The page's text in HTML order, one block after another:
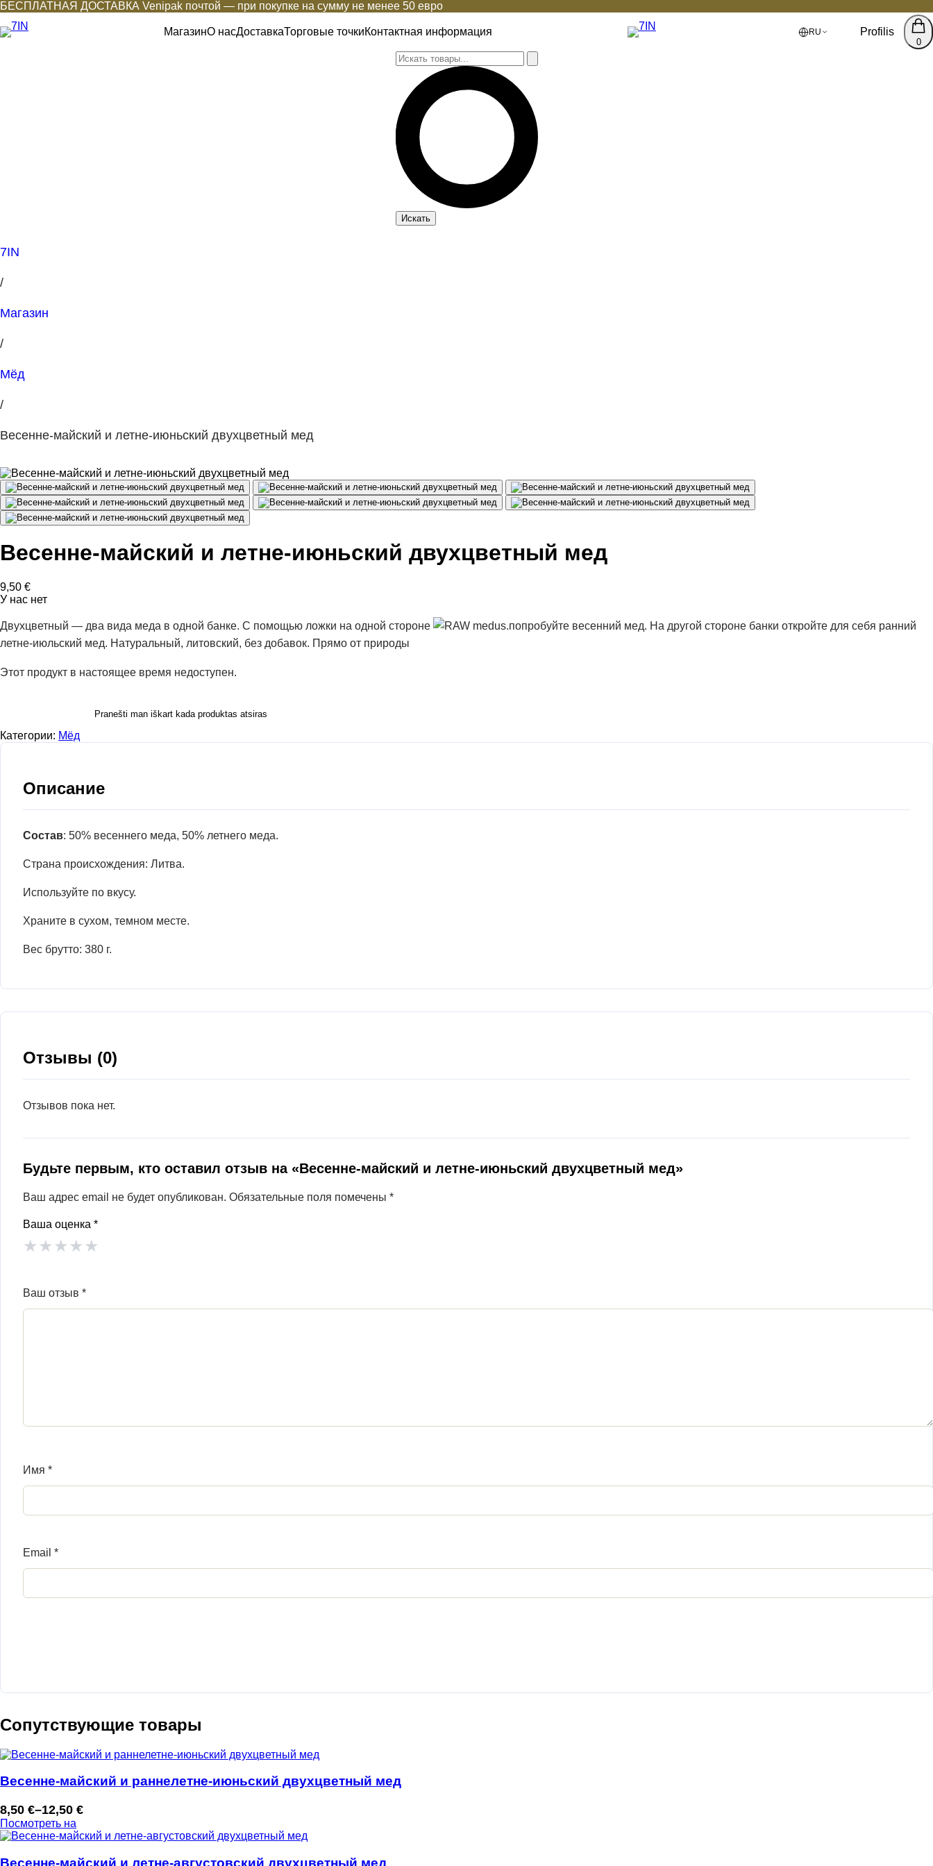
БЕСПЛАТНАЯ ДОСТАВКА Venipak почтой — при покупке на сумму не менее 50 евро
МагазинО насДоставкаТорговые точкиКонтактная информация RU Profilis
0
Искать
7IN
/
Магазин
/
Мёд
/
Весенне-майский и летне-июньский двухцветный мед
Весенне-майский и летне-июньский двухцветный мед
9,50 €
У нас нет
Двухцветный — два вида меда в одной банке. С помощью ложки на одной стороне
попробуйте весенний мед. На другой стороне банки откройте для себя ранний
летне-июльский мед. Натуральный, литовский, без добавок. Прямо от природы
Этот продукт в настоящее время недоступен.
Pranešti man iškart kada produktas atsiras
Категории: Мёд
Описание
Состав: 50% весеннего меда, 50% летнего меда.
Страна происхождения: Литва.
Используйте по вкусу.
Храните в сухом, темном месте.
Вес брутто: 380 г.
Отзывы (0)
Отзывов пока нет.
Будьте первым, кто оставил отзыв на «Весенне-майский и летне-июньский двухцветный мед»
Ваш адрес email не будет опубликован. Обязательные поля помечены *
Ваша оценка *
★★★★★
Ваш отзыв *
Имя *
Email *
Сопутствующие товары
Весенне-майский и раннелетне-июньский двухцветный мед
8,50 €–12,50 €
Диапазон
цен:
–
Посмотреть на
Весенне-майский и летне-августовский двухцветный мед